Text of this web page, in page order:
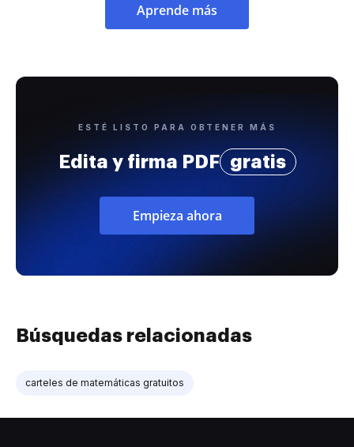
Aprende más
ESTÉ LISTO PARA OBTENER MÁS
Edita y firma PDF gratis
Empieza ahora
Búsquedas relacionadas
carteles de matemáticas gratuitos